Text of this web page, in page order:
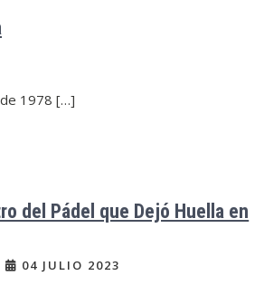
de 1978 […]
del Pádel que Dejó Huella en
04 JULIO 2023